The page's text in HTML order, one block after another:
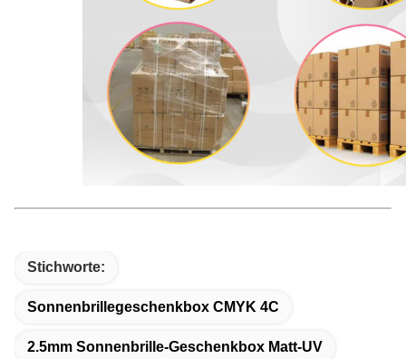
Stichworte:
Sonnenbrillegeschenkbox CMYK 4C
2.5mm Sonnenbrille-Geschenkbox Matt-UV